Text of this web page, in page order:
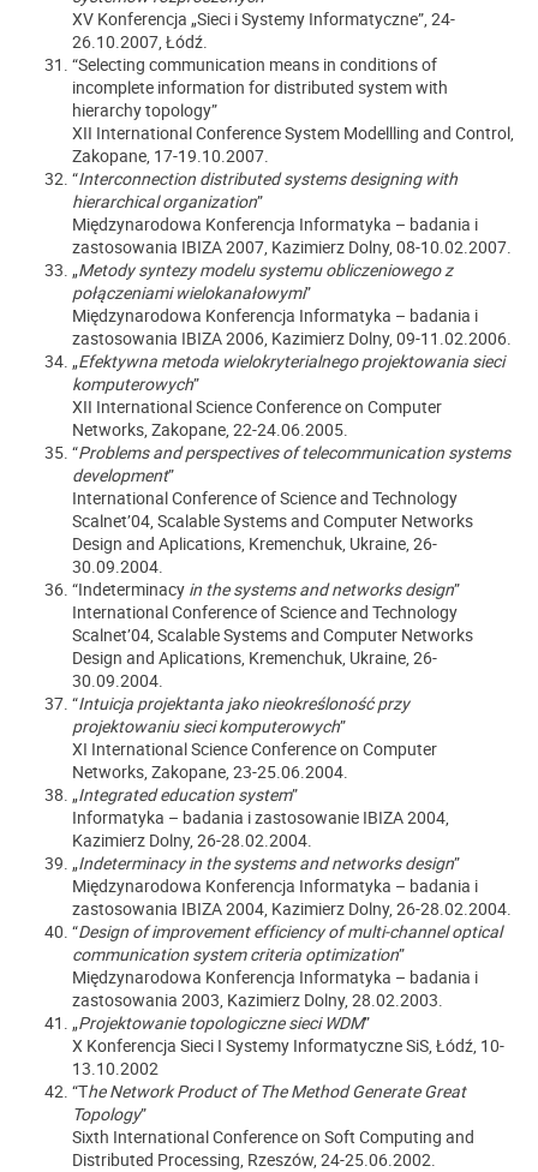
XV Konferencja „Sieci i Systemy Informatyczne”, 24-
26.10.2007, Łódź.
“Selecting communication means in conditions of
incomplete information for distributed system with
hierarchy topology”
XII International Conference System Modellling and Control,
Zakopane, 17-19.10.2007.
“Interconnection distributed systems designing with
hierarchical organization”
Międzynarodowa Konferencja Informatyka – badania i
zastosowania IBIZA 2007, Kazimierz Dolny, 08-10.02.2007.
„Metody syntezy modelu systemu obliczeniowego z
połączeniami wielokanałowymi”
Międzynarodowa Konferencja Informatyka – badania i
zastosowania IBIZA 2006, Kazimierz Dolny, 09-11.02.2006.
„Efektywna metoda wielokryterialnego projektowania sieci
komputerowych”
XII International Science Conference on Computer
Networks, Zakopane, 22-24.06.2005.
“Problems and perspectives of telecommunication systems
development”
International Conference of Science and Technology
Scalnet’04, Scalable Systems and Computer Networks
Design and Aplications, Kremenchuk, Ukraine, 26-
30.09.2004.
“Indeterminacy in the systems and networks design”
International Conference of Science and Technology
Scalnet’04, Scalable Systems and Computer Networks
Design and Aplications, Kremenchuk, Ukraine, 26-
30.09.2004.
“Intuicja projektanta jako nieokreśloność przy
projektowaniu sieci komputerowych”
XI International Science Conference on Computer
Networks, Zakopane, 23-25.06.2004.
„Integrated education system”
Informatyka – badania i zastosowanie IBIZA 2004,
Kazimierz Dolny, 26-28.02.2004.
„Indeterminacy in the systems and networks design”
Międzynarodowa Konferencja Informatyka – badania i
zastosowania IBIZA 2004, Kazimierz Dolny, 26-28.02.2004.
“Design of improvement efficiency of multi-channel optical
communication system criteria optimization”
Międzynarodowa Konferencja Informatyka – badania i
zastosowania 2003, Kazimierz Dolny, 28.02.2003.
„Projektowanie topologiczne sieci WDM”
X Konferencja Sieci I Systemy Informatyczne SiS, Łódź, 10-
13.10.2002
“The Network Product of The Method Generate Great
Topology”
Sixth International Conference on Soft Computing and
Distributed Processing, Rzeszów, 24-25.06.2002.